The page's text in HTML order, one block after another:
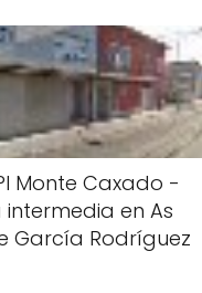
Monte Caxado -
intermedia en As
García Rodríguez